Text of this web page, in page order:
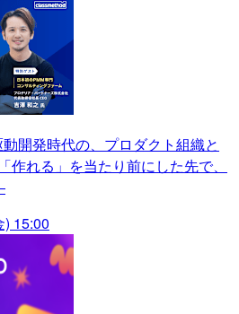
動開発時代の、プロダクト組織と
れる」を当たり前にした先で、
15:00